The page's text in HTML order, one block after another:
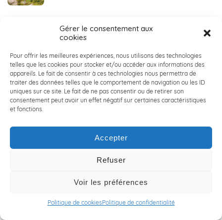
Gérer le consentement aux
cookies
Pour offrir les meilleures expériences, nous utilisons des technologies
telles que les cookies pour stocker et/ou accéder aux informations des
appareils. Le fait de consentir à ces technologies nous permettra de
traiter des données telles que le comportement de navigation ou les ID
uniques sur ce site. Le fait de ne pas consentir ou de retirer son
consentement peut avoir un effet négatif sur certaines caractéristiques
et fonctions.
Accepter
Refuser
Voir les préférences
Politique de cookiesPolitique de confidentialité
par Thomas lors de son aventure au Kenya ! ✨🌍
📢 BREAKING NEWS : ACALY NORD se lance sur les
routes du mythique LILLE-HARDELOT ! 📢
24 avril 2024